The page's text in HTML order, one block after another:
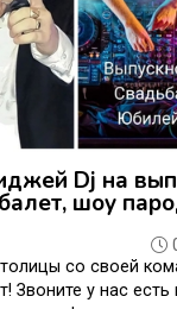
Dj на
шоу
со своей
Звоните у нас есть